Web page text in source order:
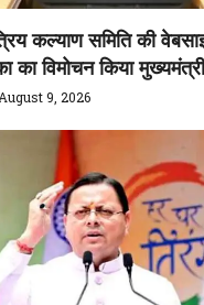
कल्याण समिति की
का विमोचन किया
August 9, 2026